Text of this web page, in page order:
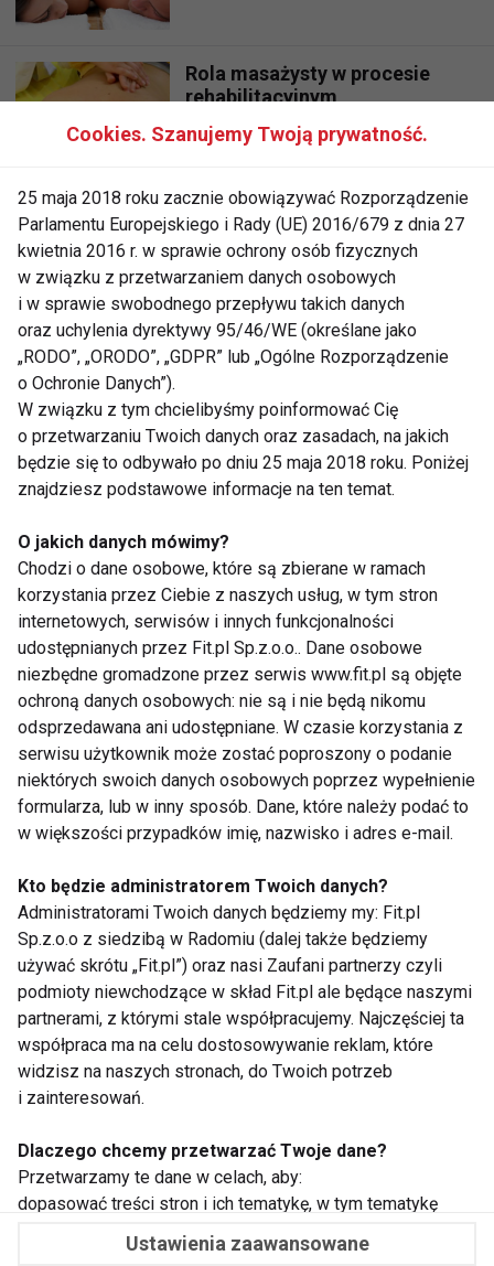
Rola masażysty w procesie
rehabilitacyjnym
Masaż - na co zwracać uwagę
Nie przegap nowości ze
świata FIT!
Wyrażam zgodę na otrzymywanie informacji
handlowej drogą elektroniczną na podany adres e-mail
przez FIT.PL. Więcej informacji znajdziesz w Polityce
Prywatności.
ZAPISZ SIĘ
WSPÓŁPRACA
REDAKCJA
PRYWATNOŚĆ
Cookies
Newsletter
Fit.pl © 2026 Wszystkie prawa zastrzeżone.
Cookies. Szanujemy Twoją prywatność.
25 maja 2018 roku zacznie obowiązywać Rozporządzenie
Parlamentu Europejskiego i Rady (UE) 2016/679 z dnia 27
kwietnia 2016 r. w sprawie ochrony osób fizycznych
w związku z przetwarzaniem danych osobowych
i w sprawie swobodnego przepływu takich danych
oraz uchylenia dyrektywy 95/46/WE (określane jako
„RODO”, „ORODO”, „GDPR” lub „Ogólne Rozporządzenie
o Ochronie Danych”).
W związku z tym chcielibyśmy poinformować Cię
o przetwarzaniu Twoich danych oraz zasadach, na jakich
będzie się to odbywało po dniu 25 maja 2018 roku. Poniżej
znajdziesz podstawowe informacje na ten temat.
O jakich danych mówimy?
Chodzi o dane osobowe, które są zbierane w ramach
korzystania przez Ciebie z naszych usług, w tym stron
internetowych, serwisów i innych funkcjonalności
udostępnianych przez Fit.pl Sp.z.o.o.. Dane osobowe
niezbędne gromadzone przez serwis www.fit.pl są objęte
ochroną danych osobowych: nie są i nie będą nikomu
odsprzedawana ani udostępniane. W czasie korzystania z
serwisu użytkownik może zostać poproszony o podanie
niektórych swoich danych osobowych poprzez wypełnienie
formularza, lub w inny sposób. Dane, które należy podać to
w większości przypadków imię, nazwisko i adres e-mail.
Kto będzie administratorem Twoich danych?
Administratorami Twoich danych będziemy my: Fit.pl
Sp.z.o.o z siedzibą w Radomiu (dalej także będziemy
używać skrótu „Fit.pl”) oraz nasi Zaufani partnerzy czyli
podmioty niewchodzące w skład Fit.pl ale będące naszymi
partnerami, z którymi stale współpracujemy. Najczęściej ta
współpraca ma na celu dostosowywanie reklam, które
widzisz na naszych stronach, do Twoich potrzeb
i zainteresowań.
Dlaczego chcemy przetwarzać Twoje dane?
Przetwarzamy te dane w celach, aby:
dopasować treści stron i ich tematykę, w tym tematykę
ukazujących się tam materiałów do Twoich zainteresowań
oraz do przeprowadzania konkursów z nagrodami,
Ustawienia zaawansowane